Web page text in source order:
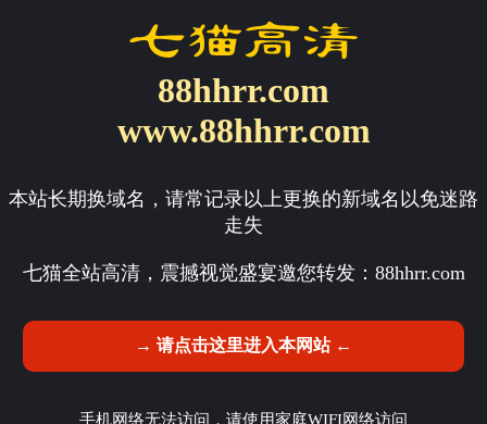
88hhrr.com
www.88hhrr.com
本站长期换域名，请常记录以上更换的新域名以免迷路
走失
七猫全站高清，震撼视觉盛宴邀您转发： 88hhrr.com
→ 请点击这里进入本网站 ←
手机网络无法访问，请使用家庭WIFI网络访问